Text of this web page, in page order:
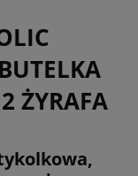
ŻYRAFA